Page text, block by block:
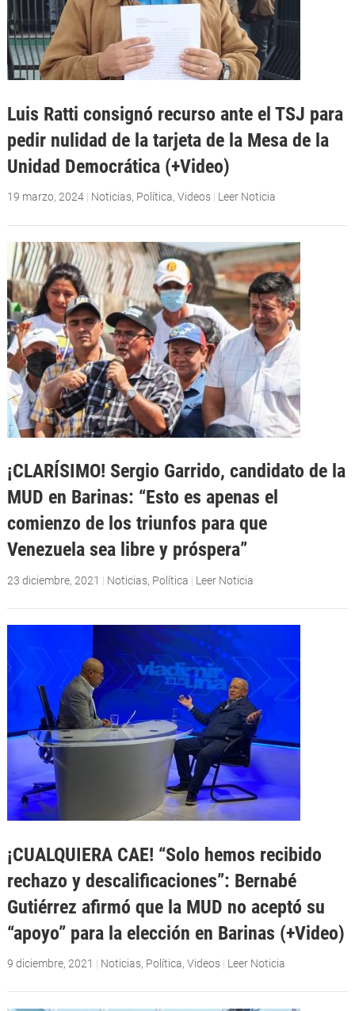
Luis Ratti consignó recurso ante el TSJ para
pedir nulidad de la tarjeta de la Mesa de la
Unidad Democrática (+Video)
19 marzo, 2024| Noticias, Política, Videos | Leer Noticia
¡CLARÍSIMO! Sergio Garrido, candidato de la
MUD en Barinas: “Esto es apenas el
comienzo de los triunfos para que
Venezuela sea libre y próspera”
23 diciembre, 2021 | Noticias, Política | Leer Noticia
¡CUALQUIERA CAE! “Solo hemos recibido
rechazo y descalificaciones”: Bernabé
Gutiérrez afirmó que la MUD no aceptó su
“apoyo” para la elección en Barinas (+Video)
9 diciembre, 2021 | Noticias, Política, Videos | Leer Noticia